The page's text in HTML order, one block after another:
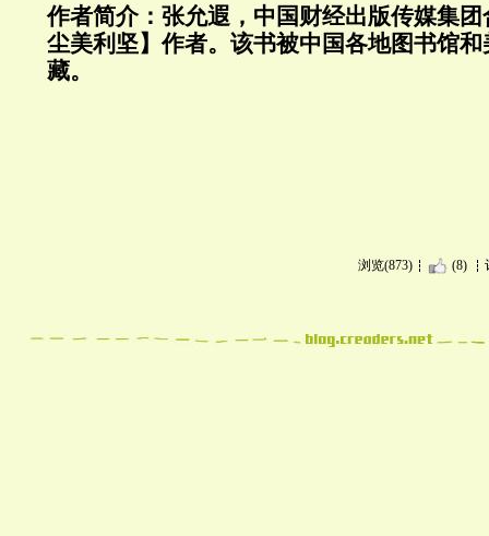
作者简介：张允遐，中国财经出版传媒集
尘美利坚】作者。该书被中国各地图书馆
藏。
浏览(873) (8)